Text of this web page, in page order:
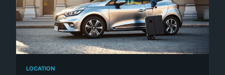
LOCATION